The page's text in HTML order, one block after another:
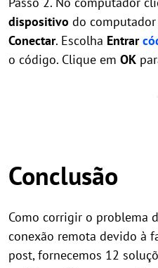
dispositivo do
Conectar. Escolha Entrar
o código. Clique em OK
Conclusão
Como corrigir o problema
conexão remota devido à
post, fornecemos 12